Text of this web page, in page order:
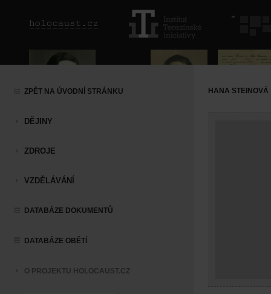
ZPĚT NA ÚVODNÍ STRÁNKU
DĚJINY
ZDROJE
VZDĚLÁVÁNÍ
DATABÁZE DOKUMENTŮ
DATABÁZE OBĚTÍ
O PROJEKTU HOLOCAUST.CZ
HANA STEINOVÁ